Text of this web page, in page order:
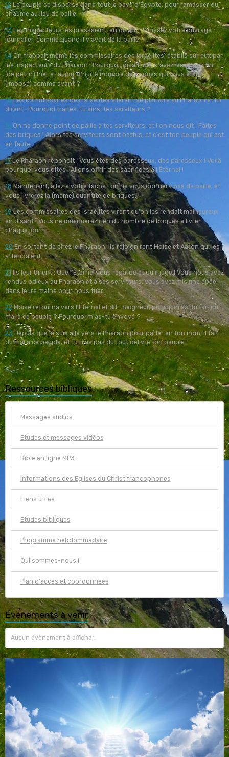
12Le peuple se dispersa dans tout le pays d'Égypte, pour ramasser du
chaume au lieu de paille.
13Les inspecteurs les pressaient, en disant : Finissez votre ouvrage
journalier, comme quand il y avait de la paille.
14 On frappait même les commissaires des Israélites, établis sur eux par
les inspecteurs du Pharaon : Pourquoi, disait-on, n'avez-vous pas fini
(de pétrir) hier et aujourd'hui le nombre de briques qui vous était
(imposé) comme avant ?
15Les commissaires des Israélites allèrent se plaindre au Pharaon et lui
dirent : Pourquoi traites-tu ainsi tes serviteurs ?
16 On ne donne point de paille à tes serviteurs, et l'on nous dit : Faites
des briques ! Alors tes serviteurs sont battus, et c'est ton peuple qui est
en faute.
17Le Pharaon répondit : Vous êtes des paresseux, des paresseux ! Voilà
pourquoi vous dites : Allons offrir des sacrifices à l'Éternel !
18 Maintenant, allez à votre tâche ; on ne vous donnera pas de paille, et
vous livrerez la (même) quantité de briques.
19Les commissaires des Israélites virent qu'on les rendait malheureux
en disant : Vous ne diminuerez rien du nombre de briques à livrer
chaque jour !
20En sortant de chez le Pharaon, ils rejoignirent Moïse et Aaron qui les
attendaient.
21Ils leur dirent : Que l'Éternel vous regarde et qu'il juge ! Vous nous avez
rendus odieux au Pharaon et à ses serviteurs, vous avez mis une épée
dans leurs mains pour nous tuer.
22Moïse retourna vers l'Éternel et dit : Seigneur, pourquoi as-tu fait du
mal à ce peuple ? Pourquoi m'as-tu envoyé ?
23 Depuis que je suis allé vers le Pharaon pour parler en ton nom, il fait
du mal à ce peuple, et tu n'as pas du tout délivré ton peuple.
Ressources bibliques
Messages audios
Etudes et messages vidéos
Bible en ligne MP3
Informations des Eglises du Christ francophones
Liens utiles
Etudes bibliques
Programme hebdommadaire
Qui sommes-nous !
Plan d'accès et coordonnées
Évènements à venir
Aucun évènement à afficher.